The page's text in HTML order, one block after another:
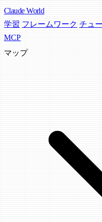
Claude World
学習 フレームワーク チュ
MCP
マップ